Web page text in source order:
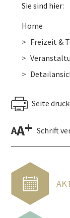
Sie sind hier:
Home
Freizeit &
Seite
AA+ Schrift